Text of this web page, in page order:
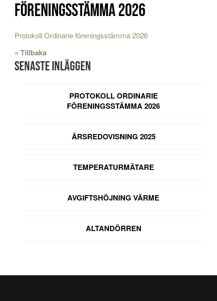
föreningsstämma 2026
Protokoll Ordinarie föreningsstämma 2026
« Tillbaka
Senaste inläggen
PROTOKOLL ORDINARIE
FÖRENINGSSTÄMMA 2026
ÅRSREDOVISNING 2025
TEMPERATURMÄTARE
AVGIFTSHÖJNING VÄRME
ALTANDÖRREN